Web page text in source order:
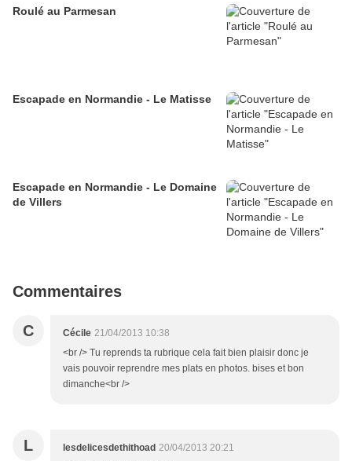
Roulé au Parmesan
Escapade en Normandie - Le Matisse
Escapade en Normandie - Le Domaine
de Villers
Commentaires
C Cécile 21/04/2013 10:38
<br /> Tu reprends ta rubrique cela fait bien plaisir donc je
vais pouvoir reprendre mes plats en photos. bises et bon
dimanche<br />
L lesdelicesdethithoad 20/04/2013 20:21